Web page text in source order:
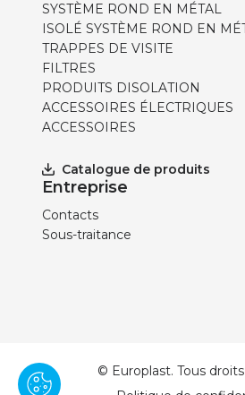
SYSTÈME ROND EN MÉTAL
ISOLÉ SYSTÈME ROND EN
TRAPPES DE VISITE
FILTRES
PRODUITS DISOLATION
ACCESSOIRES ÉLECTRIQUES
ACCESSOIRES
Catalogue de produits
Entreprise
Contacts
Sous-traitance
© Europlast. Tous